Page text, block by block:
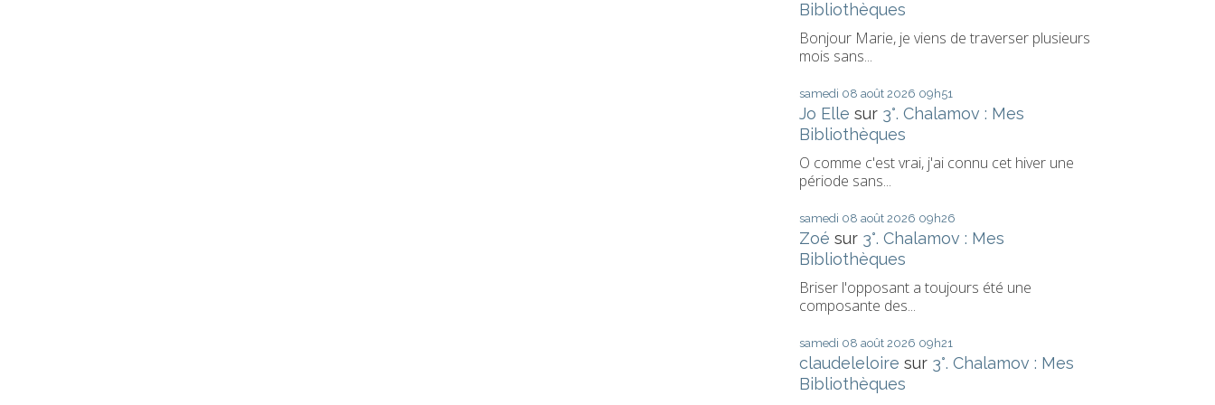
Bibliothèques
Bonjour Marie, je viens de traverser plusieurs
mois sans...
samedi 08 août 2026 09h51
Jo Elle sur 3°. Chalamov : Mes
Bibliothèques
O comme c'est vrai, j'ai connu cet hiver une
période sans...
samedi 08 août 2026 09h26
Zoé sur 3°. Chalamov : Mes
Bibliothèques
Briser l'opposant a toujours été une
composante des...
samedi 08 août 2026 09h21
claudeleloire sur 3°. Chalamov : Mes
Bibliothèques